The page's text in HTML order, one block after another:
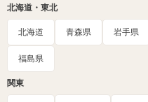
北海道・東北
北海道 青森県 岩手県
福島県
関東